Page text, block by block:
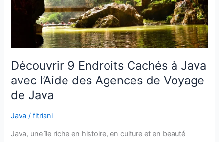
Découvrir 9 Endroits Cachés à Java
avec l’Aide des Agences de Voyage
de Java
Java /fitriani
Java, une île riche en histoire, en culture et en beauté
Agences
de